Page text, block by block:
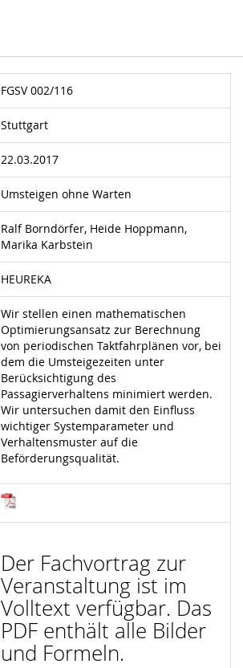
FGSV 002/116
Stuttgart
22.03.2017
Umsteigen ohne Warten
Ralf Borndörfer, Heide Hoppmann,
Marika Karbstein
HEUREKA
Wir stellen einen mathematischen
Optimierungsansatz zur Berechnung
von periodischen Taktfahrplänen vor, bei
dem die Umsteigezeiten unter
Berücksichtigung des
Passagierverhaltens minimiert werden.
Wir untersuchen damit den Einfluss
wichtiger Systemparameter und
Verhaltensmuster auf die
Beförderungsqualität.
Der Fachvortrag zur
Veranstaltung ist im
Volltext verfügbar. Das
PDF enthält alle Bilder
und Formeln.